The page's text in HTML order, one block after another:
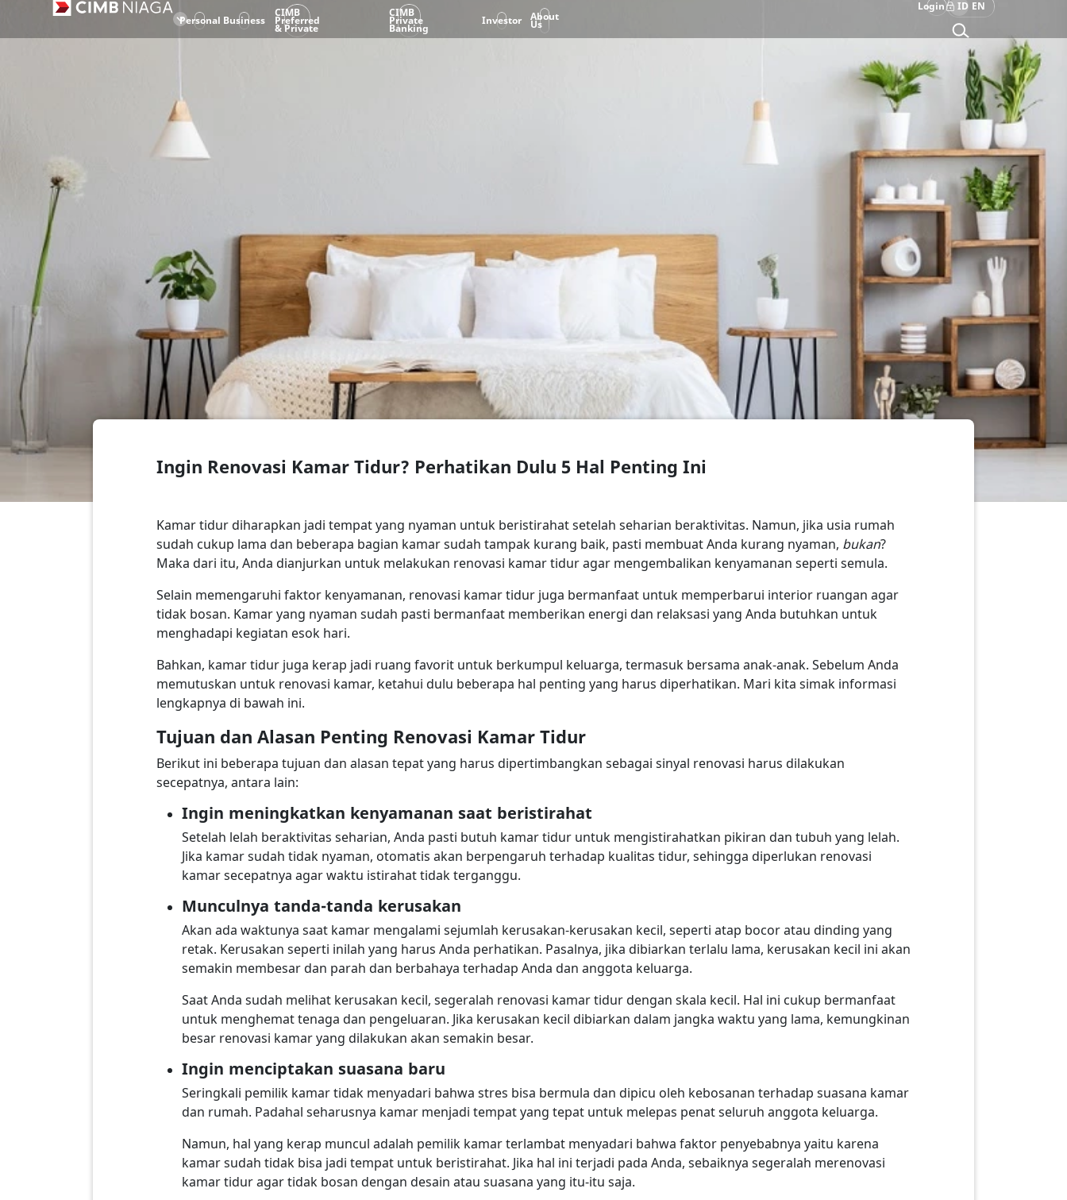
Personal Business
CIMB
Preferred
& Private
CIMB
Private
Banking
Investor About
Us
Login ID EN
Ingin Renovasi Kamar Tidur? Perhatikan Dulu 5 Hal Penting Ini
Kamar tidur diharapkan jadi tempat yang nyaman untuk beristirahat setelah seharian beraktivitas. Namun, jika usia rumah
sudah cukup lama dan beberapa bagian kamar sudah tampak kurang baik, pasti membuat Anda kurang nyaman, bukan?
Maka dari itu, Anda dianjurkan untuk melakukan renovasi kamar tidur agar mengembalikan kenyamanan seperti semula.
Selain memengaruhi faktor kenyamanan, renovasi kamar tidur juga bermanfaat untuk memperbarui interior ruangan agar
tidak bosan. Kamar yang nyaman sudah pasti bermanfaat memberikan energi dan relaksasi yang Anda butuhkan untuk
menghadapi kegiatan esok hari.
Bahkan, kamar tidur juga kerap jadi ruang favorit untuk berkumpul keluarga, termasuk bersama anak-anak. Sebelum Anda
memutuskan untuk renovasi kamar, ketahui dulu beberapa hal penting yang harus diperhatikan. Mari kita simak informasi
lengkapnya di bawah ini.
Tujuan dan Alasan Penting Renovasi Kamar Tidur
Berikut ini beberapa tujuan dan alasan tepat yang harus dipertimbangkan sebagai sinyal renovasi harus dilakukan
secepatnya, antara lain:
Ingin meningkatkan kenyamanan saat beristirahat
Setelah lelah beraktivitas seharian, Anda pasti butuh kamar tidur untuk mengistirahatkan pikiran dan tubuh yang lelah.
Jika kamar sudah tidak nyaman, otomatis akan berpengaruh terhadap kualitas tidur, sehingga diperlukan renovasi
kamar secepatnya agar waktu istirahat tidak terganggu.
Munculnya tanda-tanda kerusakan
Akan ada waktunya saat kamar mengalami sejumlah kerusakan-kerusakan kecil, seperti atap bocor atau dinding yang
retak. Kerusakan seperti inilah yang harus Anda perhatikan. Pasalnya, jika dibiarkan terlalu lama, kerusakan kecil ini akan
semakin membesar dan parah dan berbahaya terhadap Anda dan anggota keluarga.
Saat Anda sudah melihat kerusakan kecil, segeralah renovasi kamar tidur dengan skala kecil. Hal ini cukup bermanfaat
untuk menghemat tenaga dan pengeluaran. Jika kerusakan kecil dibiarkan dalam jangka waktu yang lama, kemungkinan
besar renovasi kamar yang dilakukan akan semakin besar.
Ingin menciptakan suasana baru
Seringkali pemilik kamar tidak menyadari bahwa stres bisa bermula dan dipicu oleh kebosanan terhadap suasana kamar
dan rumah. Padahal seharusnya kamar menjadi tempat yang tepat untuk melepas penat seluruh anggota keluarga.
Namun, hal yang kerap muncul adalah pemilik kamar terlambat menyadari bahwa faktor penyebabnya yaitu karena
kamar sudah tidak bisa jadi tempat untuk beristirahat. Jika hal ini terjadi pada Anda, sebaiknya segeralah merenovasi
kamar tidur agar tidak bosan dengan desain atau suasana yang itu-itu saja.